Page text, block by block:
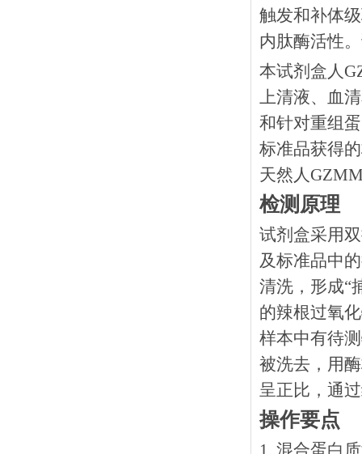
触发和补体
内肽酶活性
本试剂盒人
上清液、血
和针对重组
标准品获得
天然人
检测原理
试剂盒采用
及标准品中
清洗，形成“
的辣根过氧
样本中有待
被洗去，用
呈正比，通
操作要点
1. 混合蛋白